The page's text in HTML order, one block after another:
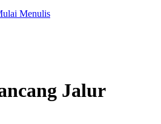
Menulis
Jalur